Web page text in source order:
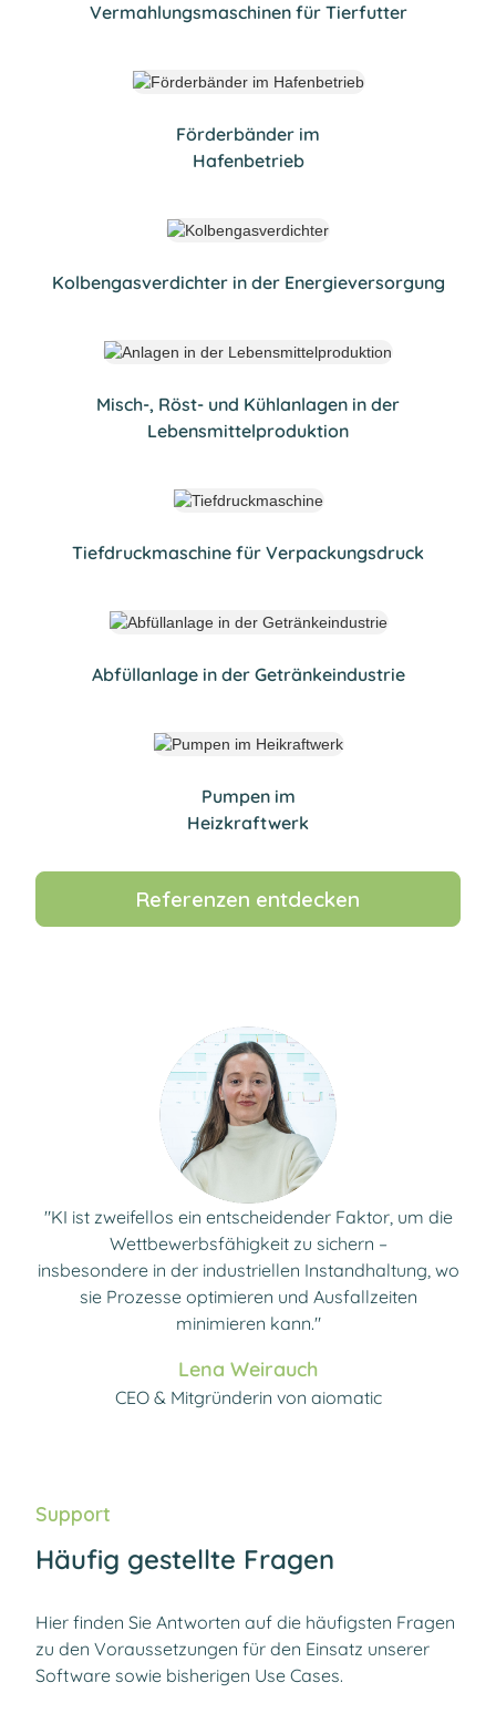
Vermahlungsmaschinen für Tierfutter
Förderbänder im
Hafenbetrieb
Kolbengasverdichter in der Energieversorgung
Misch-, Röst- und Kühlanlagen in der
Lebensmittelproduktion
Tiefdruckmaschine für Verpackungsdruck
Abfüllanlage in der Getränkeindustrie
Pumpen im
Heizkraftwerk
Referenzen entdecken
"KI ist zweifellos ein entscheidender Faktor, um die
Wettbewerbsfähigkeit zu sichern –
insbesondere in der industriellen Instandhaltung, wo
sie Prozesse optimieren und Ausfallzeiten
minimieren kann."
Lena Weirauch
CEO & Mitgründerin von aiomatic
Support
Häufig gestellte Fragen
Hier finden Sie Antworten auf die häufigsten Fragen
zu den Voraussetzungen für den Einsatz unserer
Software sowie bisherigen Use Cases.